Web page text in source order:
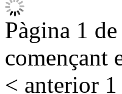
Pàgina 1
començant
< anterior 1